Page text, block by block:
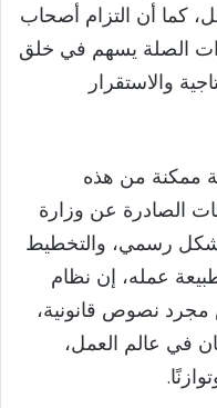
كما أن التزام أصحاب
الصلة يسهم في خلق
والاستقرار
ممكنة من هذه
الصادرة عن وزارة
بشكل رسمي، والتخطيط
عمله، إن نظام
نصوص قانونية،
في عالم العمل،